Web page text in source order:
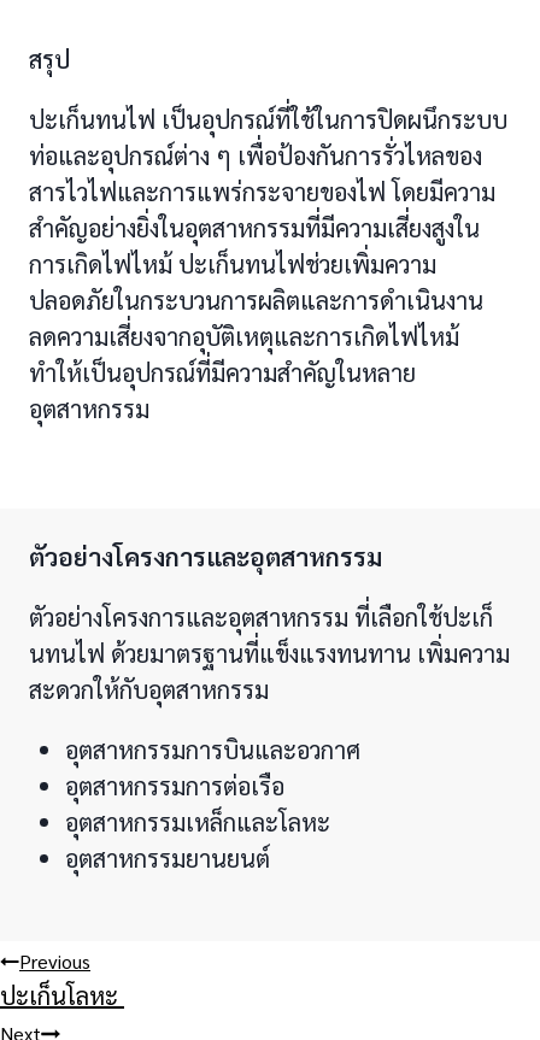
สรุป
ปะเก็นทนไฟ เป็นอุปกรณ์ที่ใช้ในการปิดผนึกระบบ
ท่อและอุปกรณ์ต่าง ๆ เพื่อป้องกันการรั่วไหลของ
สารไวไฟและการแพร่กระจายของไฟ โดยมีความ
สำคัญอย่างยิ่งในอุตสาหกรรมที่มีความเสี่ยงสูงใน
การเกิดไฟไหม้ ปะเก็นทนไฟช่วยเพิ่มความ
ปลอดภัยในกระบวนการผลิตและการดำเนินงาน
ลดความเสี่ยงจากอุบัติเหตุและการเกิดไฟไหม้
ทำให้เป็นอุปกรณ์ที่มีความสำคัญในหลาย
อุตสาหกรรม
ตัวอย่างโครงการและอุตสาหกรรม
ตัวอย่างโครงการและอุตสาหกรรม ที่เลือกใช้ปะเก็
นทนไฟ ด้วยมาตรฐานที่แข็งแรงทนทาน เพิ่มความ
สะดวกให้กับอุตสาหกรรม
อุตสาหกรรมการบินและอวกาศ
อุตสาหกรรมการต่อเรือ
อุตสาหกรรมเหล็กและโลหะ
อุตสาหกรรมยานยนต์
Post
navigation
Previous
ปะเก็นโลหะ
Next